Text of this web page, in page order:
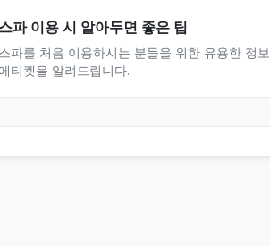
파 이용 시 알아두면 좋은 팁
파를 처음 이용하시는 분들을 위한 유용한 정
티켓을 알려드립니다.